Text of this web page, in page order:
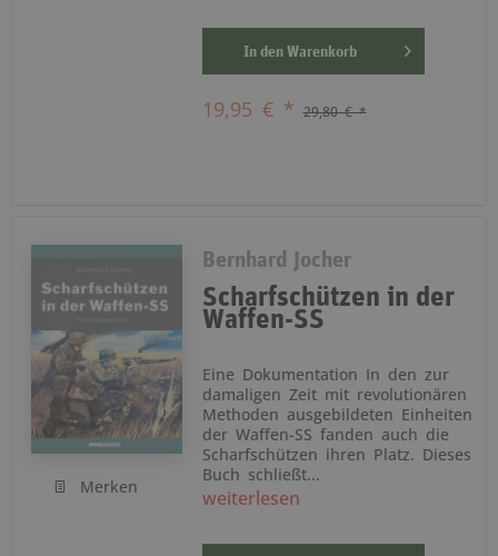
In den Warenkorb
19,95 € * 29,80 € *
Merken
Bernhard Jocher
Scharfschützen in der
Waffen-SS
Eine Dokumentation In den zur
damaligen Zeit mit revolutionären
Methoden ausgebildeten Einheiten
der Waffen-SS fanden auch die
Scharfschützen ihren Platz. Dieses
Buch schließt...
weiterlesen